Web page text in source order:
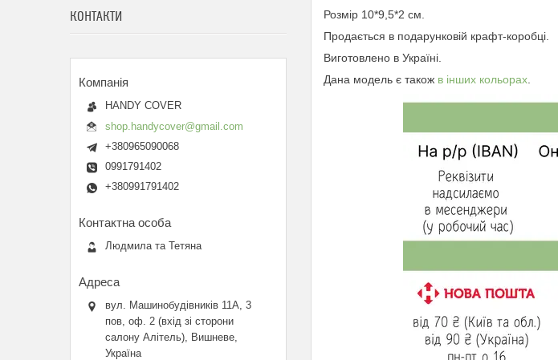
Розмір 10*9,5*2 см.
Продається в подарунковій крафт-коробці.
Виготовлено в Україні.
Дана модель є також в інших кольорах
КОНТАКТИ
HANDY COVER
shop.handycover@gmail.com
+380965090068
0991791402
+380991791402
Людмила та Тетяна
вул. Машинобудівників 11А, 3
пов, оф. 2 (вхід зі сторони
салону Алітель), Вишневе,
Україна